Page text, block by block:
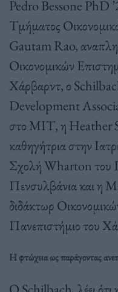
Pedro Bessone PhD
Τμήματος
Gautam Rao,
Οικονομικών
Χάρβαρντ, ο
Development
στο ΜΙΤ, η Heather
καθηγήτρια στην
Σχολή Wharton του
Πενσυλβάνια και η
διδάκτωρ
Πανεπιστήμιο του
Η φτώχεια ως παράγοντας